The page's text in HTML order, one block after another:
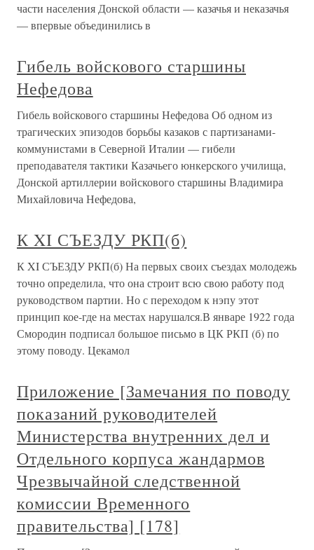
части населения Донской области — казачья и неказачья
— впервые объединились в
Гибель войскового старшины
Нефедова
Гибель войскового старшины Нефедова Об одном из
трагических эпизодов борьбы казаков с партизанами-
коммунистами в Северной Италии — гибели
преподавателя тактики Казачьего юнкерского училища,
Донской артиллерии войскового старшины Владимира
Михайловича Нефедова,
К XI СЪЕЗДУ РКП(б)
К XI СЪЕЗДУ РКП(б) На первых своих съездах молодежь
точно определила, что она строит всю свою работу под
руководством партии. Но с переходом к нэпу этот
принцип кое-где на местах нарушался.В январе 1922 года
Смородин подписал большое письмо в ЦК РКП (б) по
этому поводу. Цекамол
Приложение [Замечания по поводу
показаний руководителей
Министерства внутренних дел и
Отдельного корпуса жандармов
Чрезвычайной следственной
комиссии Временного
правительства] [178]